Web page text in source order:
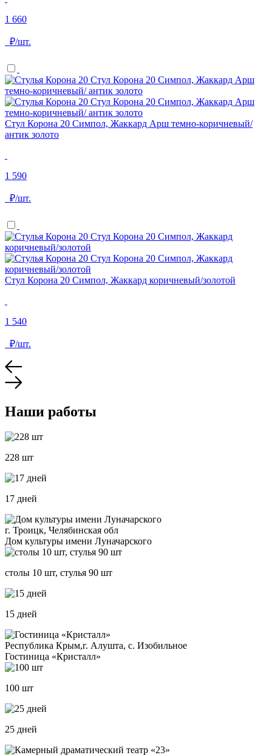
1 660
₽/шт.
Стул Корона 20 Симпол, Жаккард Арш темно-коричневый/
антик золото
1 590
₽/шт.
Стул Корона 20 Симпол, Жаккард коричневый/золотой
1 540
₽/шт.
Наши работы
228 шт
17 дней
г. Троицк, Челябинская обл
Дом культуры имени Луначарского
столы 10 шт, стулья 90 шт
15 дней
Республика Крым,г. Алушта, с. Изобильное
Гостиница «Кристалл»
100 шт
25 дней